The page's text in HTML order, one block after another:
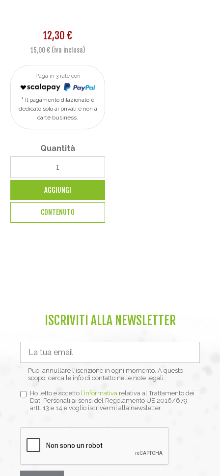
12,30 €
15,00 € (iva inclusa)
Paga in 3 rate con
Il pagamento dilazionato è
dedicato solo ai privati e non a
carte business.
Quantità
AGGIUNGI
CONTENUTO
ISCRIVITI ALLA NEWSLETTER
Puoi annullare l'iscrizione in ogni momento. A questo
scopo, cerca le info di contatto nelle note legali.
Ho letto e accetto l’informativa relativa al Trattamento dei
Dati Personali ai sensi del Regolamento UE 2016/679
artt. 13 e 14 e voglio iscrivermi alla newsletter.